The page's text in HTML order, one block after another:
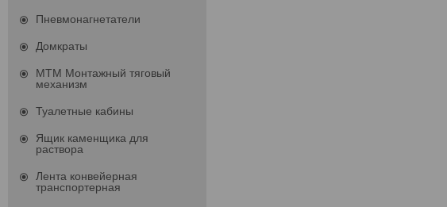
Пневмонагнетатели
Домкраты
МТМ Монтажный тяговый
механизм
Туалетные кабины
Ящик каменщика для
раствора
Лента конвейерная
транспортерная